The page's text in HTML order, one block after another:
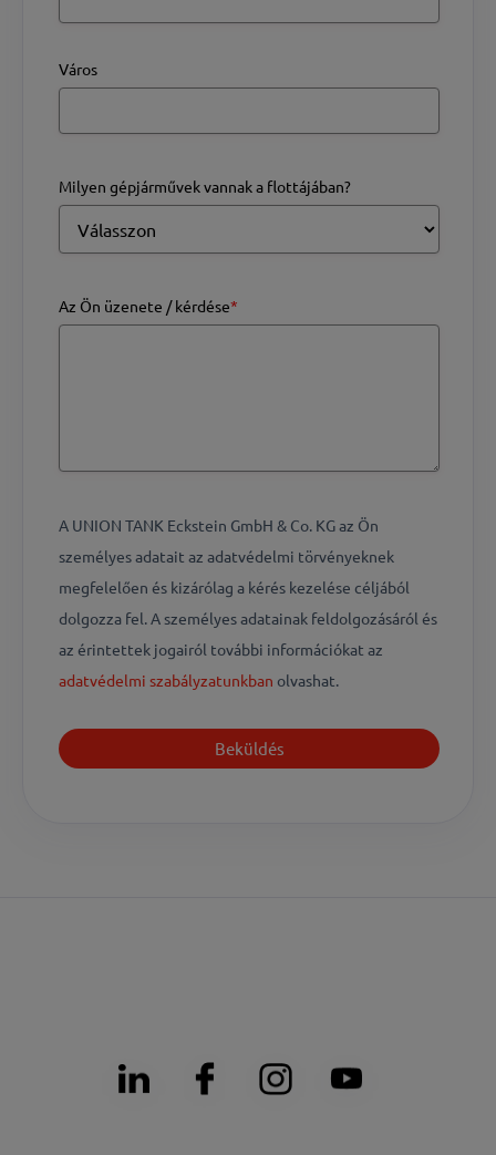
Város
Milyen gépjárművek vannak a flottájában?
Az Ön üzenete / kérdése*
A UNION TANK Eckstein GmbH & Co. KG az Ön
személyes adatait az adatvédelmi törvényeknek
megfelelően és kizárólag a kérés kezelése céljából
dolgozza fel. A személyes adatainak feldolgozásáról és
az érintettek jogairól további információkat az
adatvédelmi szabályzatunkban olvashat.